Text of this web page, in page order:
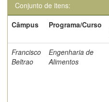
Conjunto de itens:
Câmpus
Programa/Curso
Francisco
Beltrao
Engenharia de
Alimentos